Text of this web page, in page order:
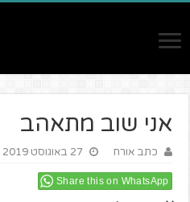
אני שוב מתאהב
כתב אורח 27 באוגוסט 2019
Share this on WhatsApp